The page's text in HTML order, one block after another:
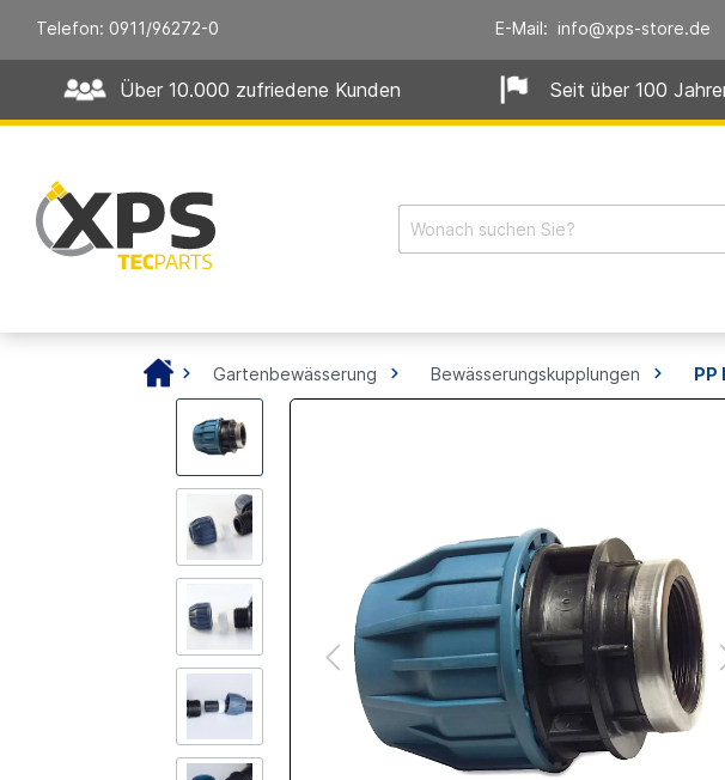
Telefon: 0911/96272-0 E-Mail: info@xps-store.de
Über 10.000 zufriedene Kunden Seit über 100
Gartenbewässerung Bewässerungskupplungen PP